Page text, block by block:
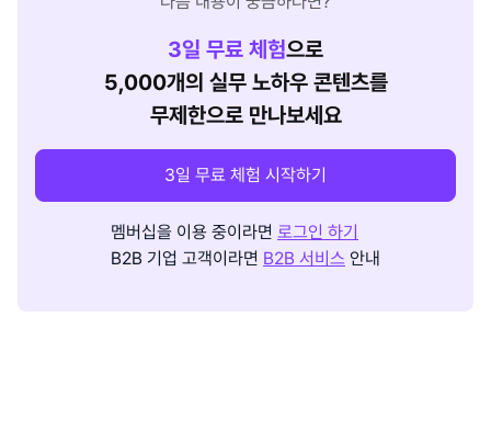
3일 무료 체험으로
5,000개의 실무 노하우 콘텐츠를
무제한으로 만나보세요
3일 무료 체험 시작하기
멤버십을 이용 중이라면 로그인 하기
B2B 기업 고객이라면 B2B 서비스 안내